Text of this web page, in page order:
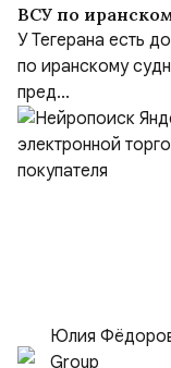
ВСУ по
море был
заверения Киева
У Тегерана есть
по иранскому
пред...
Юлия
Group